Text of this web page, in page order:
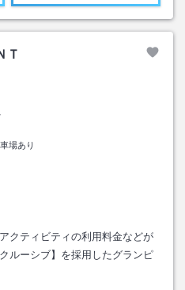
Ｔ
場あり
クティビティの利用料金などが
ルーシブ】を採用したグランピ